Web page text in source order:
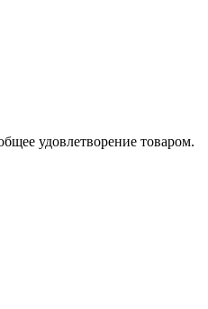
удовлетворение товаром.